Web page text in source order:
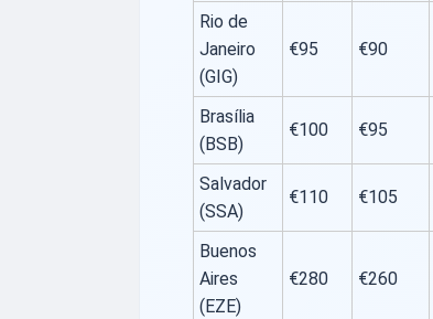
Rio de
Janeiro
(GIG)
€95 €90
Brasília
(BSB)
€100 €95
Salvador
(SSA)
€110 €105
Buenos
Aires
(EZE)
€280 €260